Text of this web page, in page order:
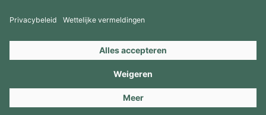
Copyright 2026 © Amorim Cork Solutions. All rights reserved.